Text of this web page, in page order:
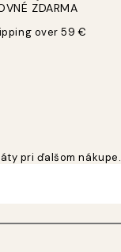
ZDARMA
over 59 €
pri ďalšom nákupe.